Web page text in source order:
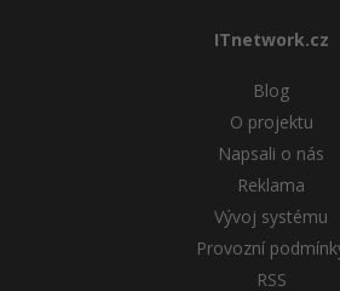
ITnetwork.cz
Blog
O projektu
Napsali o nás
Reklama
Vývoj systému
Provozní
RSS